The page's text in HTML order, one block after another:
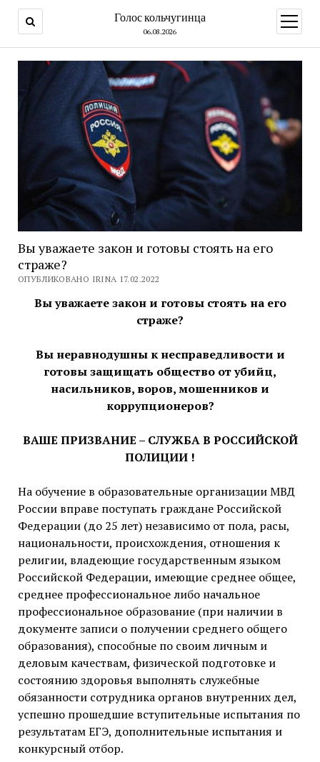
Голос кольчугинца
06.08.2026
меню
Вы уважаете закон и готовы стоять на его
страже?
ОПУБЛИКОВАНО IRINA 17.02.2022
Вы уважаете закон и готовы стоять на его
страже?
Вы неравнодушны к несправедливости и
готовы защищать общество от убийц,
насильников, воров, мошенников и
коррупционеров?
ВАШЕ ПРИЗВАНИЕ – СЛУЖБА В РОССИЙСКОЙ
ПОЛИЦИИ !
На обучение в образовательные организации МВД
России вправе поступать граждане Российской
Федерации (до 25 лет) независимо от пола, расы,
национальности, происхождения, отношения к
религии, владеющие государственным языком
Российской Федерации, имеющие среднее общее,
среднее профессиональное либо начальное
профессиональное образование (при наличии в
документе записи о получении среднего общего
образования), способные по своим личным и
деловым качествам, физической подготовке и
состоянию здоровья выполнять служебные
обязанности сотрудника органов внутренних дел,
успешно прошедшие вступительные испытания по
результатам ЕГЭ, дополнительные испытания и
конкурсный отбор.